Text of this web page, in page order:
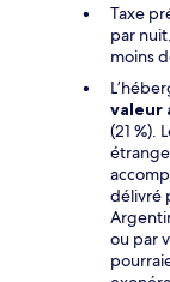
Taxe
par
moins
valeur
(21 %).
délivré
ou par